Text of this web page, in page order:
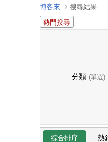
博客來
搜尋結果
熱門搜尋
分類 (單選)
綜合排序 熱